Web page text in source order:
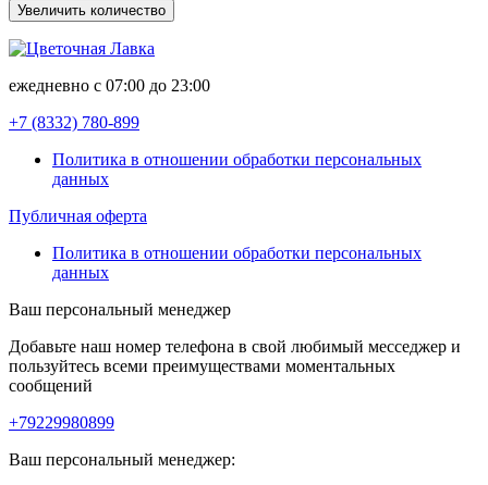
Увеличить количество
ежедневно с 07:00 до 23:00
+7 (8332) 780-899
Политика в отношении обработки персональных
данных
Публичная оферта
Политика в отношении обработки персональных
данных
Ваш персональный менеджер
Добавьте наш номер телефона в свой любимый месседжер и
пользуйтесь всеми преимуществами моментальных
сообщений
+79229980899
Ваш персональный менеджер: